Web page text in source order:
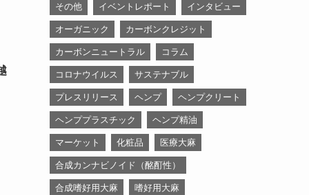
その他 イベントレポート インタビュー
オーガニック カーボンクレジット
カーボンニュートラル コラム
コロナウイルス サステナブル
プレスリリース ヘンプ ヘンプクリート
ヘンププラスチック ヘンプ精油
マーケット 化粧品 医療大麻
合成カンナビノイド（酩酊性）
合成嗜好用大麻 嗜好用大麻